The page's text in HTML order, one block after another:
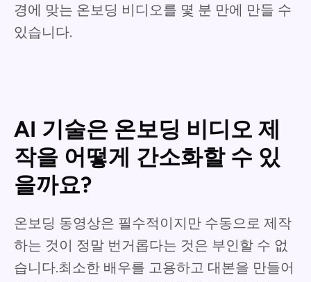
경에 맞는 온보딩 비디오를 몇 분 만에 만들 수
있습니다.
AI 기술은 온보딩 비디오 제
작을 어떻게 간소화할 수 있
을까요?
온보딩 동영상은 필수적이지만 수동으로 제작
하는 것이 정말 번거롭다는 것은 부인할 수 없
습니다.최소한 배우를 고용하고 대본을 만들어